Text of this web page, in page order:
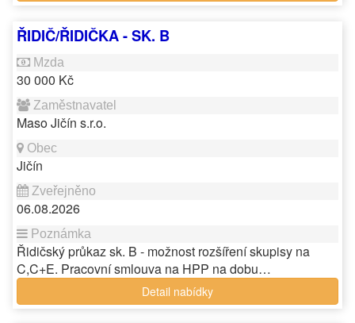
ŘIDIČ/ŘIDIČKA - SK. B
30 000 Kč
Maso Jičín s.r.o.
Jičín
06.08.2026
Řidičský průkaz sk. B - možnost rozšíření skupisy na
C,C+E. Pracovní smlouva na HPP na dobu…
Detail nabídky